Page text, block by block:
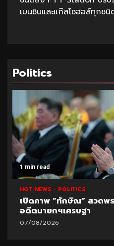
เบนซินและแก๊สโซฮอล์ทุกช
Politics
1 min read
HOT NEWS POLITICS
เปิดภาพ “ทักษิณ” สวดพ
อดีตนายกฯเศรษฐา
07/08/2026